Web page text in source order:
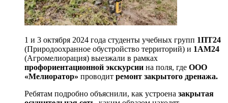
1 и 3 октября 2024 года студенты учебных групп 1ПТ24
(Природоохранное обустройство территорий) и 1АМ24
(Агромелиорация) выезжали в рамках
профориентационной экскурсии на поля, где ООО
«Мелиоратор» проводит ремонт закрытого дренажа.
Ребятам подробно объяснили, как устроена закрытая